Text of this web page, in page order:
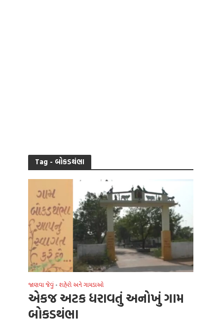
Tag - બોકડથંભા
જાણવા જેવું • શહેરો અને ગામડાઓ
એકજ અટક ધરાવતું અનોખું ગામ
બોકડથંભા